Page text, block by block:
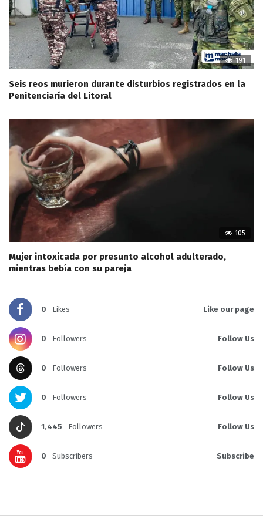
191
Seis reos murieron durante disturbios registrados en la
Penitenciaría del Litoral
105
Mujer intoxicada por presunto alcohol adulterado,
mientras bebía con su pareja
0 Likes Like our page
0 Followers Follow Us
0 Followers Follow Us
0 Followers Follow Us
1,445 Followers Follow Us
0 Subscribers Subscribe